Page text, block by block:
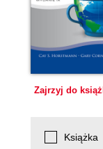
Zajrzyj do
Książka